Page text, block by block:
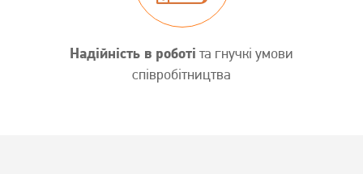
Надійність в роботі та гнучкі умови
співробітництва